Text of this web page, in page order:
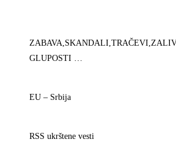
GLUPOSTI …
EU – Srbija
RSS ukrštene vesti